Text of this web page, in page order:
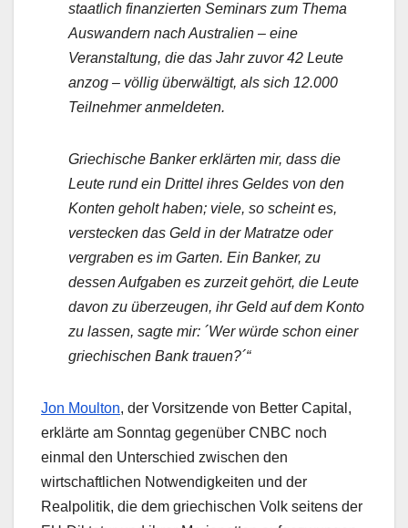
staatlich finanzierten Seminars zum Thema
Auswandern nach Australien – eine
Veranstaltung, die das Jahr zuvor 42 Leute
anzog – völlig überwältigt, als sich 12.000
Teilnehmer anmeldeten.
Griechische Banker erklärten mir, dass die
Leute rund ein Drittel ihres Geldes von den
Konten geholt haben; viele, so scheint es,
verstecken das Geld in der Matratze oder
vergraben es im Garten. Ein Banker, zu
dessen Aufgaben es zurzeit gehört, die Leute
davon zu überzeugen, ihr Geld auf dem Konto
zu lassen, sagte mir: ´Wer würde schon einer
griechischen Bank trauen?´“
Jon Moulton, der Vorsitzende von Better Capital,
erklärte am Sonntag gegenüber CNBC noch
einmal den Unterschied zwischen den
wirtschaftlichen Notwendigkeiten und der
Realpolitik, die dem griechischen Volk seitens der